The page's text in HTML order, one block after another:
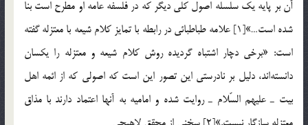
آن بر پايه يك سلسله اصول كلي ديگر كه در فلسفه عامه او مطرح است بنا
شده است…»[1] علامه طباطبائي در رابطه با تمايز كلام شيعه با معتزله گفته
است: «برخي دچار اشتباه گرديده روش كلام شيعه و معتزله را يكسان
دانسته‌اند، دليل بر نادرستي اين تصور اين است كه اصولي كه از ائمه اهل
بيت ـ عليهم السّلام ـ روايت شده و اماميه به آنها اعتماد دارند با مذاق